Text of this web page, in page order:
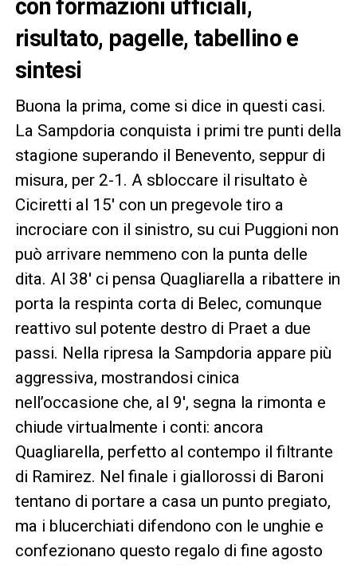
con formazioni ufficiali,
risultato, pagelle, tabellino e
sintesi
Buona la prima, come si dice in questi casi.
La Sampdoria conquista i primi tre punti della
stagione superando il Benevento, seppur di
misura, per 2-1. A sbloccare il risultato è
Ciciretti al 15′ con un pregevole tiro a
incrociare con il sinistro, su cui Puggioni non
può arrivare nemmeno con la punta delle
dita. Al 38′ ci pensa Quagliarella a ribattere in
porta la respinta corta di Belec, comunque
reattivo sul potente destro di Praet a due
passi. Nella ripresa la Sampdoria appare più
aggressiva, mostrandosi cinica
nell’occasione che, al 9′, segna la rimonta e
chiude virtualmente i conti: ancora
Quagliarella, perfetto al contempo il filtrante
di Ramirez. Nel finale i giallorossi di Baroni
tentano di portare a casa un punto pregiato,
ma i blucerchiati difendono con le unghie e
confezionano questo regalo di fine agosto